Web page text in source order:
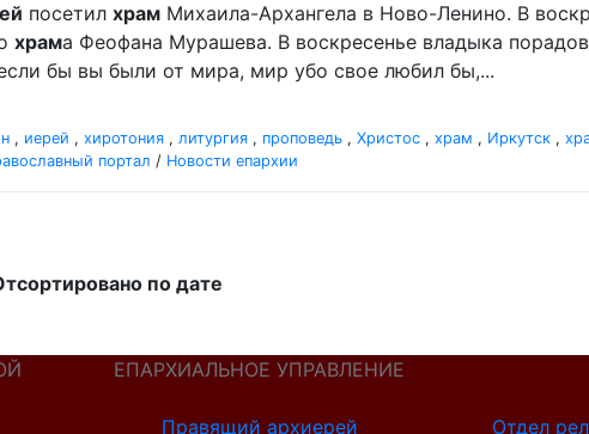
посетил храм Михаила-Архангела в Ново-Ленино. В
храма Феофана Мурашева. В воскресенье владыка
бы вы были от мира, мир убо свое любил бы,...
, иерей , хиротония , литургия , проповедь , Христос , храм , Иркутск ,
портал / Новости епархии
по дате
ЕПАРХИАЛЬНОЕ УПРАВЛЕНИЕ
Правящий архиерей Отдел